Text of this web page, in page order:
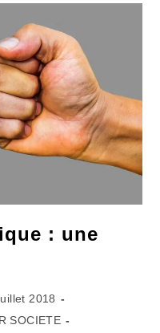
: une
:
2018
SOCIETE